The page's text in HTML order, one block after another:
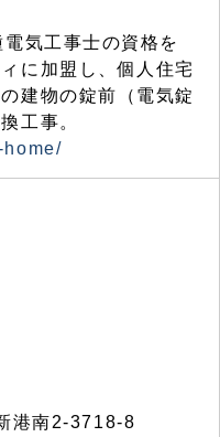
気工事士の資格を
に加盟し、個人住宅
建物の錠前（電気錠
工事。
港南2-3718-8